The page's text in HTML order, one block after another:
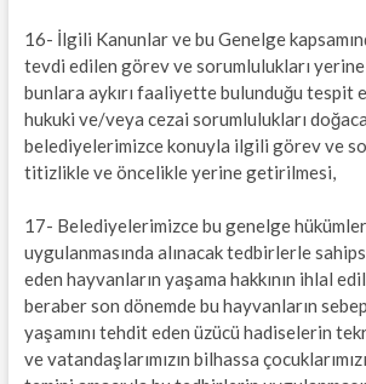
16- İlgili Kanunlar ve bu Genelge
tevdi edilen görev ve sorumlulukları
bunlara aykırı faaliyette bulunduğu tespit
hukuki ve/veya cezai sorumlulukları
belediyelerimizce konuyla ilgili görev ve
titizlikle ve öncelikle yerine getirilmesi,
17- Belediyelerimizce bu genelge
uygulanmasında alınacak tedbirlerle
eden hayvanların yaşama hakkının ihlal
beraber son dönemde bu hayvanların
yaşamını tehdit eden üzücü hadiselerin
ve vatandaşlarımızın bilhassa